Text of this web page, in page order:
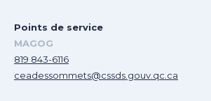
Points de service
MAGOG
819 843-6116
ceadessommets@cssds.gouv.qc.ca